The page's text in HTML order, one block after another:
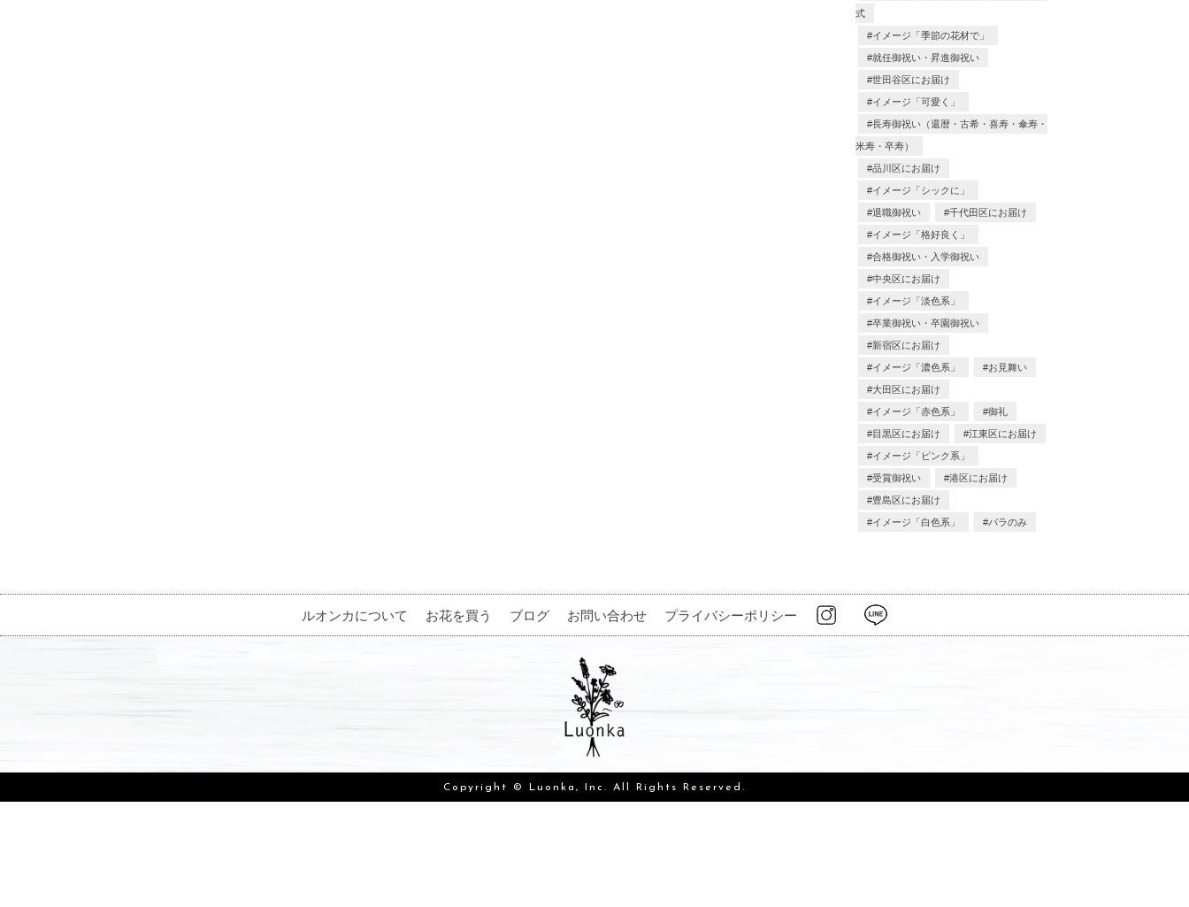
式
イメージ「季節の花材で」
就任御祝い・昇進御祝い
世田谷区にお届け
イメージ「可愛く」
長寿御祝い（還暦・古希・喜寿・傘寿・
米寿・卒寿）
品川区にお届け
イメージ「シックに」
退職御祝い 千代田区にお届け
イメージ「格好良く」
合格御祝い・入学御祝い
中央区にお届け
イメージ「淡色系」
卒業御祝い・卒園御祝い
新宿区にお届け
イメージ「濃色系」 お見舞い
大田区にお届け
イメージ「赤色系」 御礼
目黒区にお届け 江東区にお届け
イメージ「ピンク系」
受賞御祝い 港区にお届け
豊島区にお届け
イメージ「白色系」 バラのみ
ルオンカについて お花を買う ブログ お問い合わせ プライバシーポリシー
Copyright © Luonka, Inc. All Rights Reserved.